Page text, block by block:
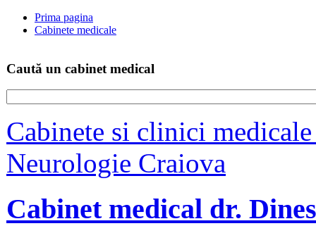
Prima pagina
Cabinete medicale
Caută un cabinet medical
Cabinete si clinici
Neurologie Craiova
Cabinet medical dr.